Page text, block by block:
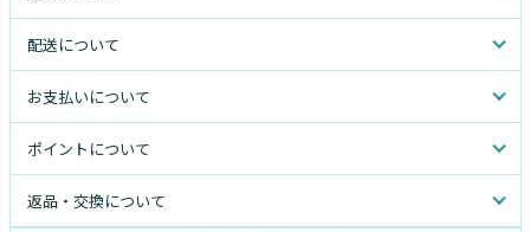
配送について
お支払いについて
ポイントについて
返品・交換について